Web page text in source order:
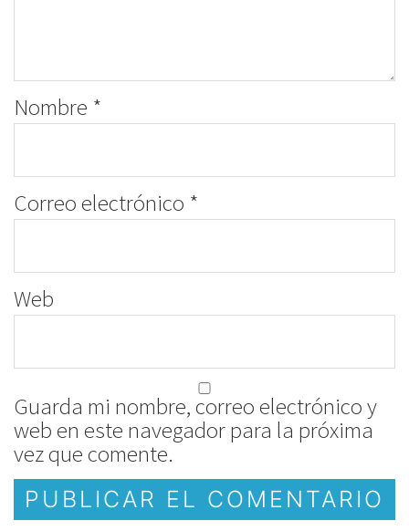
Nombre *
Correo electrónico *
Web
Guarda mi nombre, correo electrónico y
web en este navegador para la próxima
vez que comente.